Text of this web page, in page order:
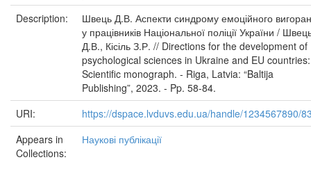
Description:
Швець Д.В. Аспекти синдрому емоційного
у працівників Національної поліції України /
Д.В., Кісіль З.Р. // Directions for the development of
psychological sciences in Ukraine and EU countries:
Scientific monograph. - Riga, Latvia: “Baltija
Publishing”, 2023. - Pp. 58-84.
URI:
https://dspace.lvduvs.edu.ua/handle/1234567890/
Appears in
Collections:
Наукові публікації